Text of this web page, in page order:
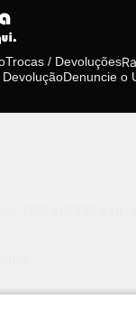
Trocas / Devoluções
Denuncie o